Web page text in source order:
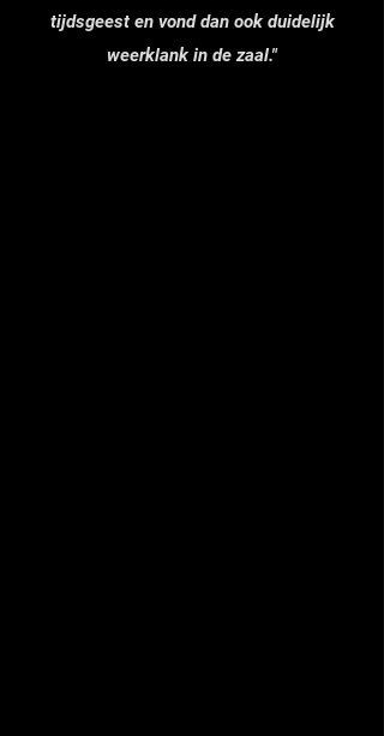
tijdsgeest en vond dan ook duidelijk
weerklank in de zaal."